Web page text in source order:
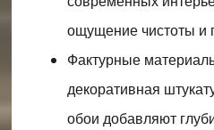
ощущение чистоты и
Фактурные
декоративная
обои добавляют